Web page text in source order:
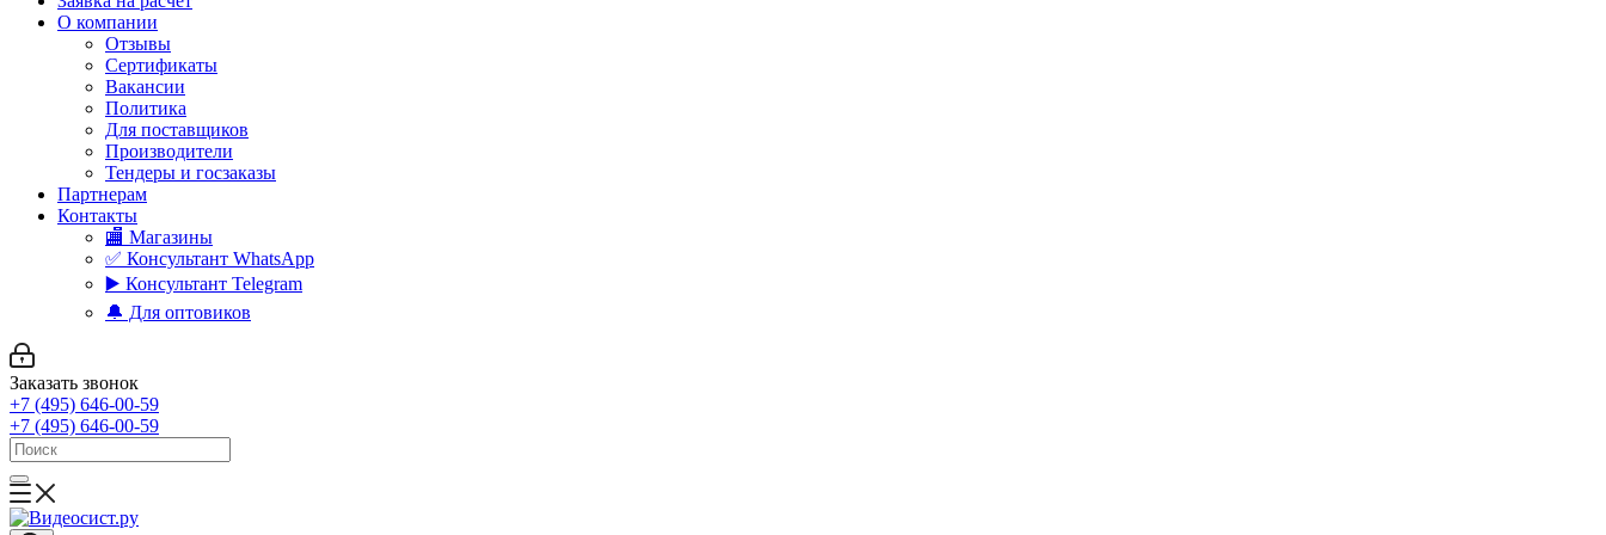
О компании
Отзывы
Сертификаты
Вакансии
Политика
Для поставщиков
Производители
Тендеры и госзаказы
Партнерам
Контакты
🏬 Магазины
✅️ Консультант WhatsApp
▶️ Консультант Telegram
🔔 Для оптовиков
Заказать звонок
+7 (495) 646-00-59
+7 (495) 646-00-59